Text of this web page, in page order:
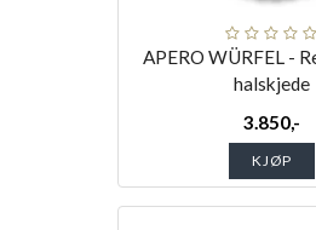
APERO WÜRFEL -
halskjede
3.850,-
KJØP